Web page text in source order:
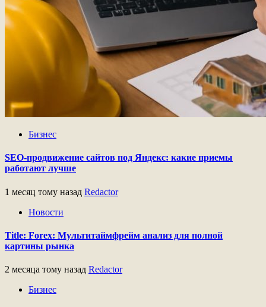
Бизнес
SEO-продвижение сайтов под Яндекс: какие приемы
работают лучше
1 месяц тому назад Redactor
Новости
Title: Forex: Мультитаймфрейм анализ для полной
картины рынка
2 месяца тому назад Redactor
Бизнес